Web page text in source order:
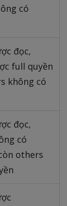
có
đọc,
full quyền
không có
đọc,
có
others